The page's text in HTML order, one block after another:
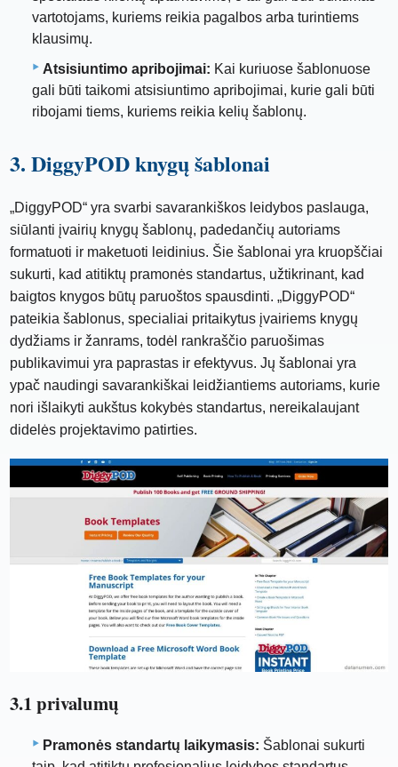
vartotojams, kuriems reikia pagalbos arba turintiems
klausimų.
Atsisiuntimo apribojimai: Kai kuriuose šablonuose
gali būti taikomi atsisiuntimo apribojimai, kurie gali būti
ribojami tiems, kuriems reikia kelių šablonų.
3. DiggyPOD knygų šablonai
„DiggyPOD“ yra svarbi savarankiškos leidybos paslauga,
siūlanti įvairių knygų šablonų, padedančių autoriams
formatuoti ir maketuoti leidinius. Šie šablonai yra kruopščiai
sukurti, kad atitiktų pramonės standartus, užtikrinant, kad
baigtos knygos būtų paruoštos spausdinti. „DiggyPOD“
pateikia šablonus, specialiai pritaikytus įvairiems knygų
dydžiams ir žanrams, todėl rankraščio paruošimas
publikavimui yra paprastas ir efektyvus. Jų šablonai yra
ypač naudingi savarankiškai leidžiantiems autoriams, kurie
nori išlaikyti aukštus kokybės standartus, nereikalaujant
didelės projektavimo patirties.
3.1 privalumų
Pramonės standartų laikymasis: Šablonai sukurti